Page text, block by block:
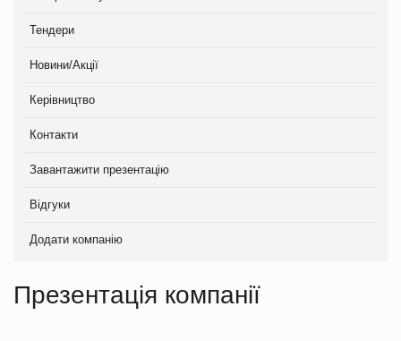
Тендери
Новини/Акції
Керівництво
Контакти
Завантажити презентацію
Відгуки
Додати компанію
Презентація компанії